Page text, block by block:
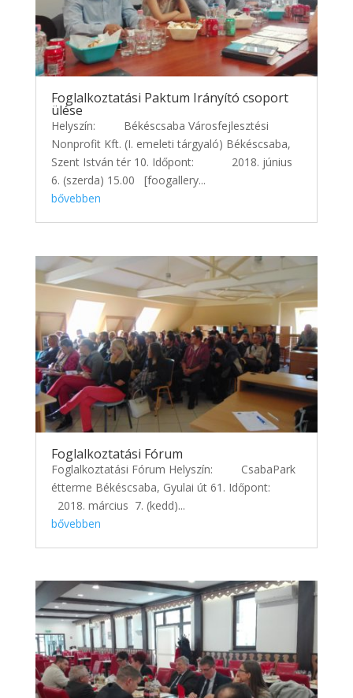
Foglalkoztatási Paktum Irányító csoport
ülése
Helyszín: Békéscsaba Városfejlesztési
Nonprofit Kft. (I. emeleti tárgyaló) Békéscsaba,
Szent István tér 10. Időpont: 2018. június
6. (szerda) 15.00 [foogallery...
bővebben
Foglalkoztatási Fórum
Foglalkoztatási Fórum Helyszín: CsabaPark
étterme Békéscsaba, Gyulai út 61. Időpont:
2018. március 7. (kedd)...
bővebben